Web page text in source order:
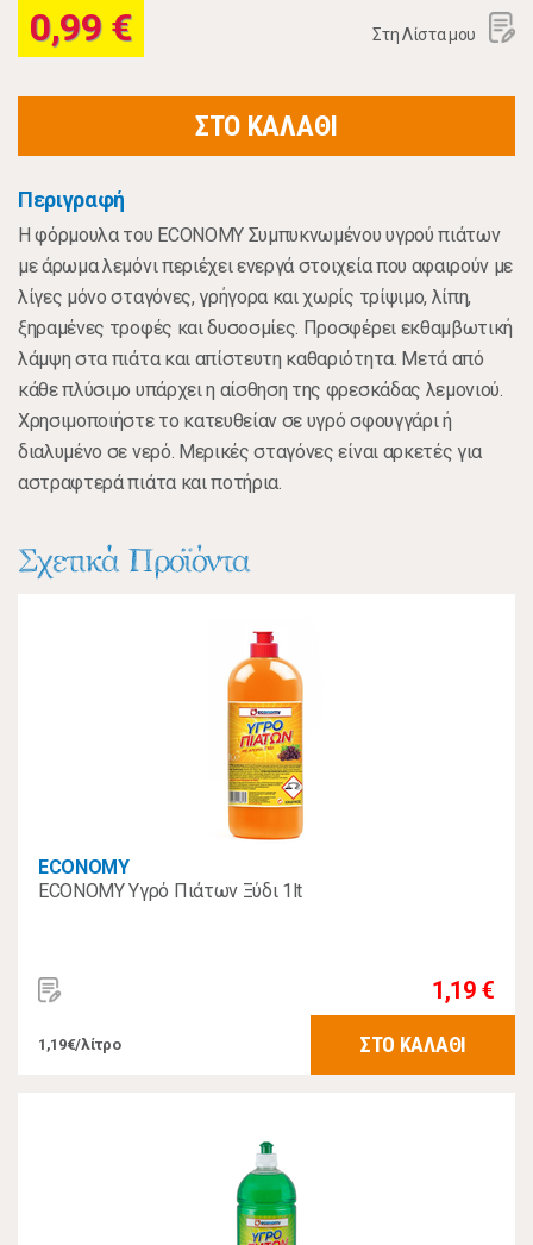
0,99 € Στη Λίστα μου
ΣΤΟ ΚΑΛΑΘΙ
Περιγραφή
Η φόρμουλα του ECONOMY Συμπυκνωμένου υγρού πιάτων
με άρωμα λεμόνι περιέχει ενεργά στοιχεία που αφαιρούν με
λίγες μόνο σταγόνες, γρήγορα και χωρίς τρίψιμο, λίπη,
ξηραμένες τροφές και δυσοσμίες. Προσφέρει εκθαμβωτική
λάμψη στα πιάτα και απίστευτη καθαριότητα. Μετά από
κάθε πλύσιμο υπάρχει η αίσθηση της φρεσκάδας λεμονιού.
Χρησιμοποιήστε το κατευθείαν σε υγρό σφουγγάρι ή
διαλυμένο σε νερό. Μερικές σταγόνες είναι αρκετές για
αστραφτερά πιάτα και ποτήρια.
Σχετικά Προϊόντα
ECONOMY
ECONOMY Υγρό Πιάτων Ξύδι 1lt
1,19 €
1,19€/λίτρο ΣΤΟ ΚΑΛΑΘΙ